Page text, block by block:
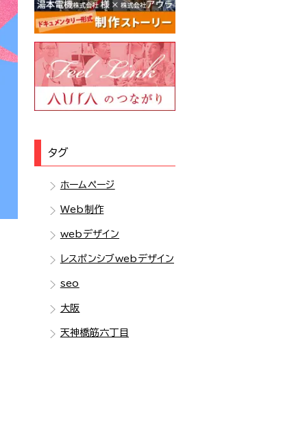
タグ
ホームページ
Web制作
webデザイン
レスポンシブwebデザイン
seo
大阪
天神橋筋六丁目